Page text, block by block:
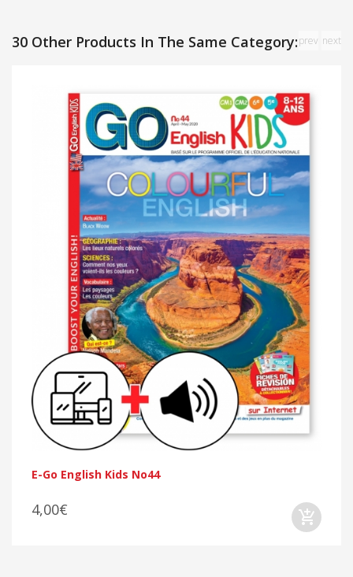
30 Other Products In The Same Category:
E-Go English Kids No44
4,00€
prev next